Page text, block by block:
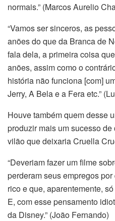
normais.” (Marcos Aurelio
“Vamos ser sinceros, as
anões do que da Branca de
fala dela, a primeira coisa
anões, assim como o
história não funciona [com]
Jerry, A Bela e a Fera etc.”
Houve também quem desse
produzir mais um sucesso
vilão que deixaria Cruella
“Deveriam fazer um filme
perderam seus empregos
rico e que, aparentemente,
E, com esse pensamento
da Disney.” (João Fernando)